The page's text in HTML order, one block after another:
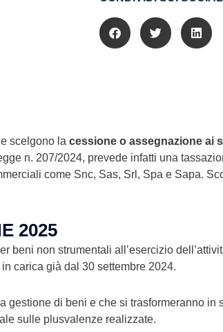
scelgono la cessione o assegnazione ai
n. 207/2024, prevede infatti una
come Snc, Sas, Srl, Spa e Sapa.
2025
beni non strumentali all’esercizio
carica già dal 30 settembre 2024.
gestione di beni e che si trasformeranno in
sulle plusvalenze realizzate.